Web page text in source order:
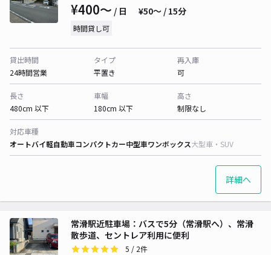
¥400〜 / 日 ¥50〜 / 15分
時間貸し可
貸出時間
24時間営業
タイプ
平置き
再入庫
可
長さ
480cm 以下
車幅
180cm 以下
高さ
制限なし
対応車種
オートバイ軽自動車コンパクトカー中型車ワンボックス大型車・SUV
詳細へ
常滑駅近駐車場：バスで5分（常滑駅へ）、常滑
散歩道、セントレア利用に便利
5 / 2件